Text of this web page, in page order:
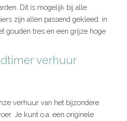
Dit is mogelijk bij alle
zijn allen passend gekleed, in
gouden tres en een grijze hoge
verhuur
verhuur van het bijzondere
Je kunt o.a. een originele